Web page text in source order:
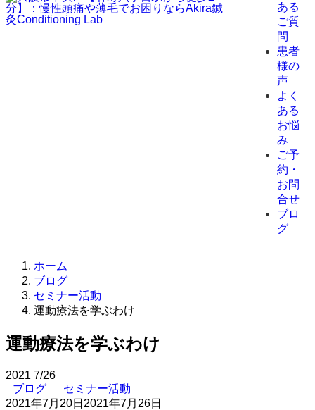
ある
ご質
問
患者
様の
声
よく
ある
お悩
み
ご予
約・
お問
合せ
ブロ
グ
ホーム
ブログ
セミナー活動
運動療法を学ぶわけ
運動療法を学ぶわけ
2021 7/26
ブログ
セミナー活動
2021年7月20日 2021年7月26日